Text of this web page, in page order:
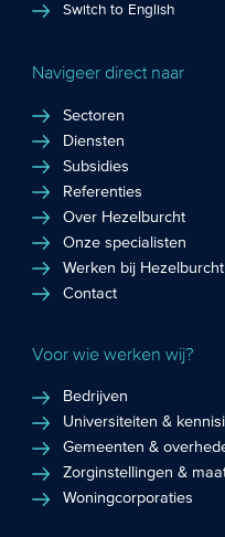
Switch to English
Navigeer direct naar
Sectoren
Diensten
Subsidies
Referenties
Over Hezelburcht
Onze specialisten
Werken bij Hezelburcht
Contact
Voor wie werken wij?
Bedrijven
Universiteiten &
Gemeenten &
Zorginstellingen &
Woningcorporaties